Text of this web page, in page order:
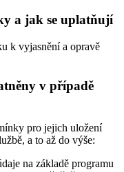
a jak se uplatňují
k vyjasnění a opravě
v případě
pro jejich uložení
a to až do výše:
na základě programu